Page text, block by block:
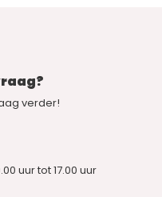
verder!
uur tot 17.00 uur